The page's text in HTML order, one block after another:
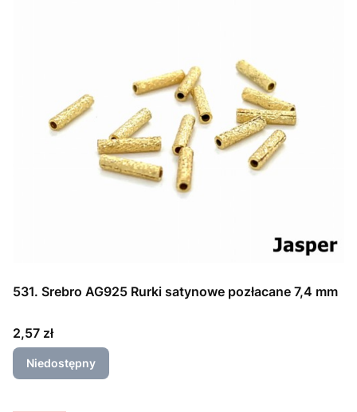
531. Srebro AG925 Rurki satynowe pozłacane 7,4 mm
Cena
2,57 zł
Niedostępny